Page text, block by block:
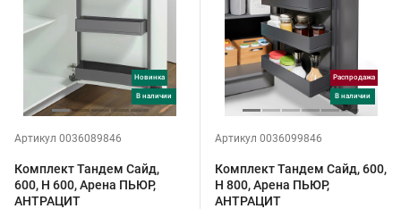
Новинка
в наличии
Артикул 0036089846
Комплект Тандем Сайд,
600, H 600, Арена ПЬЮР,
АНТРАЦИТ
Распродажа
в наличии
Артикул 0036099846
Комплект Тандем Сайд, 600,
H 800, Арена ПЬЮР,
АНТРАЦИТ